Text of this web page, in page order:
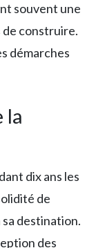
souvent une
de construire.
démarches
la
dix ans les
de
destination.
des